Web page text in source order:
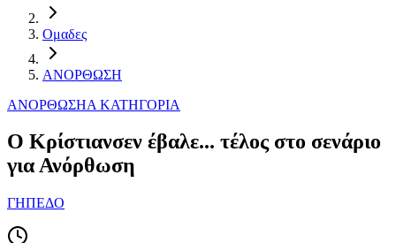
Ομαδες
ΑΝΟΡΘΩΣΗ
ΑΝΟΡΘΩΣΗΑ ΚΑΤΗΓΟΡΙΑ
Ο Κρίστιανσεν έβαλε... τέλος στο σενάριο
για Ανόρθωση
ΓΗΠΕΔΟ